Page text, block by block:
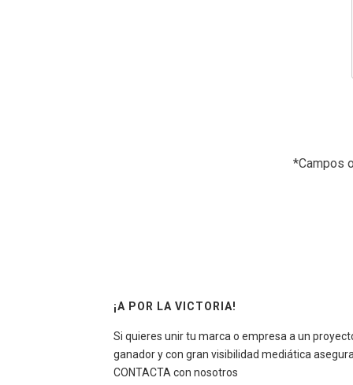
*Campos
¡A POR LA VICTORIA!
Si quieres unir tu marca o empresa a un
ganador y con gran visibilidad mediática
CONTACTA con nosotros